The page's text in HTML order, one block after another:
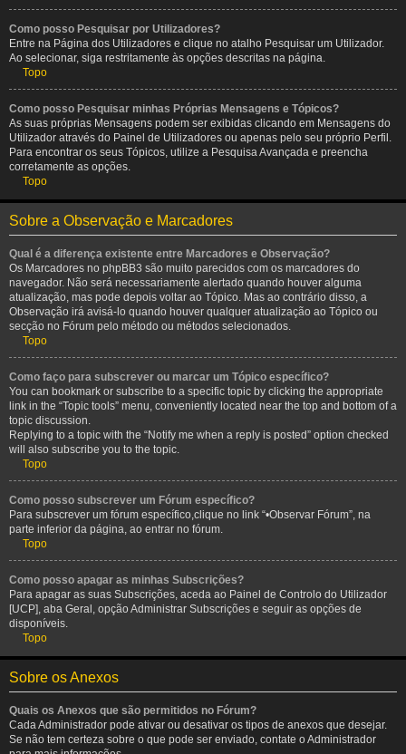
Como posso Pesquisar por Utilizadores?
Entre na Página dos Utilizadores e clique no atalho Pesquisar um Utilizador.
Ao selecionar, siga restritamente às opções descritas na página.
Topo
Como posso Pesquisar minhas Próprias Mensagens e Tópicos?
As suas próprias Mensagens podem ser exibidas clicando em Mensagens do
Utilizador através do Painel de Utilizadores ou apenas pelo seu próprio Perfil.
Para encontrar os seus Tópicos, utilize a Pesquisa Avançada e preencha
corretamente as opções.
Topo
Sobre a Observação e Marcadores
Qual é a diferença existente entre Marcadores e Observação?
Os Marcadores no phpBB3 são muito parecidos com os marcadores do
navegador. Não será necessariamente alertado quando houver alguma
atualização, mas pode depois voltar ao Tópico. Mas ao contrário disso, a
Observação irá avisá-lo quando houver qualquer atualização ao Tópico ou
secção no Fórum pelo método ou métodos selecionados.
Topo
Como faço para subscrever ou marcar um Tópico específico?
You can bookmark or subscribe to a specific topic by clicking the appropriate
link in the “Topic tools” menu, conveniently located near the top and bottom of a
topic discussion.
Replying to a topic with the “Notify me when a reply is posted” option checked
will also subscribe you to the topic.
Topo
Como posso subscrever um Fórum específico?
Para subscrever um fórum específico,clique no link “•Observar Fórum”, na
parte inferior da página, ao entrar no fórum.
Topo
Como posso apagar as minhas Subscrições?
Para apagar as suas Subscrições, aceda ao Painel de Controlo do Utilizador
[UCP], aba Geral, opção Administrar Subscrições e seguir as opções de
disponíveis.
Topo
Sobre os Anexos
Quais os Anexos que são permitidos no Fórum?
Cada Administrador pode ativar ou desativar os tipos de anexos que desejar.
Se não tem certeza sobre o que pode ser enviado, contate o Administrador